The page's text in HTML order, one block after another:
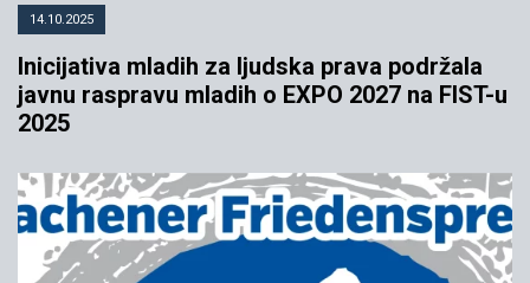
14.10.2025
Inicijativa mladih za ljudska prava podržala
javnu raspravu mladih o EXPO 2027 na FIST-u
2025